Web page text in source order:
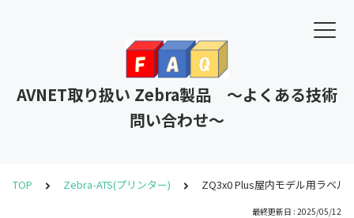
AVNET取り扱い Zebra製品 ～よくある技術
問い合わせ～
TOP Zebra-ATS(プリンター) ZQ3x0 Plus屋内モデル用ラベル
最終更新日 : 2025/05/12